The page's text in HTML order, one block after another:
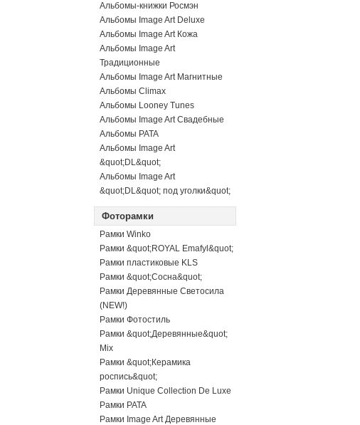
Альбомы-книжки Росмэн
Альбомы Image Art Deluxe
Альбомы Image Art Кожа
Альбомы Image Art
Традиционные
Альбомы Image Art Магнитные
Альбомы Climax
Альбомы Looney Tunes
Альбомы Image Art Свадебные
Альбомы PATA
Альбомы Image Art
&quot;DL&quot;
Альбомы Image Art
&quot;DL&quot; под уголки&quot;
Фоторамки
Рамки Winko
Рамки &quot;ROYAL Emafyl&quot;
Рамки пластиковые KLS
Рамки &quot;Сосна&quot;
Рамки Деревянные Светосила
(NEW!)
Рамки Фотостиль
Рамки &quot;Деревянные&quot;
Mix
Рамки &quot;Керамика
роспись&quot;
Рамки Unique Collection De Luxe
Рамки PATA
Рамки Image Art Деревянные